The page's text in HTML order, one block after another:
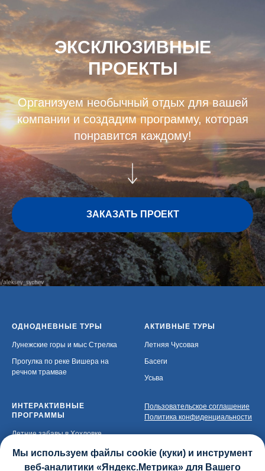
ЭКСКЛЮЗИВНЫЕ
ПРОЕКТЫ
Организуем необычный отдых для вашей
компании и создадим программу, которая
понравится каждому!
ЗАКАЗАТЬ ПРОЕКТ
Мы используем файлы cookie (куки) и инструмент
веб-аналитики «Яндекс.Метрика» для Вашего
ОДНОДНЕВНЫЕ ТУРЫ
Лунежские горы и мыс Стрелка
Прогулка по реке Вишера на
речном трамвае
АКТИВНЫЕ ТУРЫ
Летняя Чусовая
Басеги
Усьва
ИНТЕРАКТИВНЫЕ
ПРОГРАММЫ
Летние забавы в Хохловке
Зимние забавы в Хохловке
Встреча весны в Хохловке
Пользовательское соглашение
Политика конфиденциальности
камень" (Реестровый номер РТО
020449)